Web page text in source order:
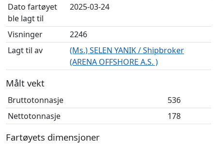
Dato fartøyet
ble lagt til
2025-03-24
Visninger
2246
Lagt til av
(Ms.) SELEN YANIK / Shipbroker
(ARENA OFFSHORE A.S. )
Målt vekt
Bruttotonnasje
536
Nettotonnasje
178
Fartøyets dimensjoner